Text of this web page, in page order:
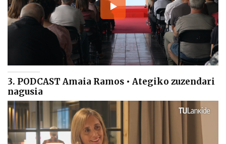
3. PODCAST Amaia Ramos • Ategiko zuzendari
nagusia